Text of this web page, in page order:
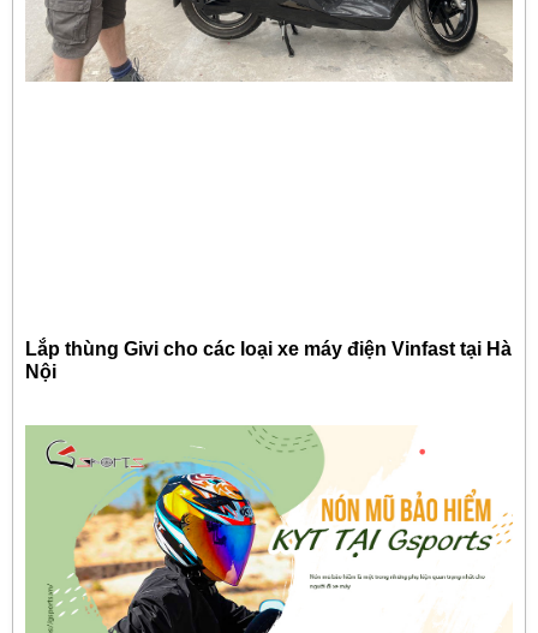
Lắp thùng Givi cho các loại xe máy điện Vinfast tại Hà
Nội